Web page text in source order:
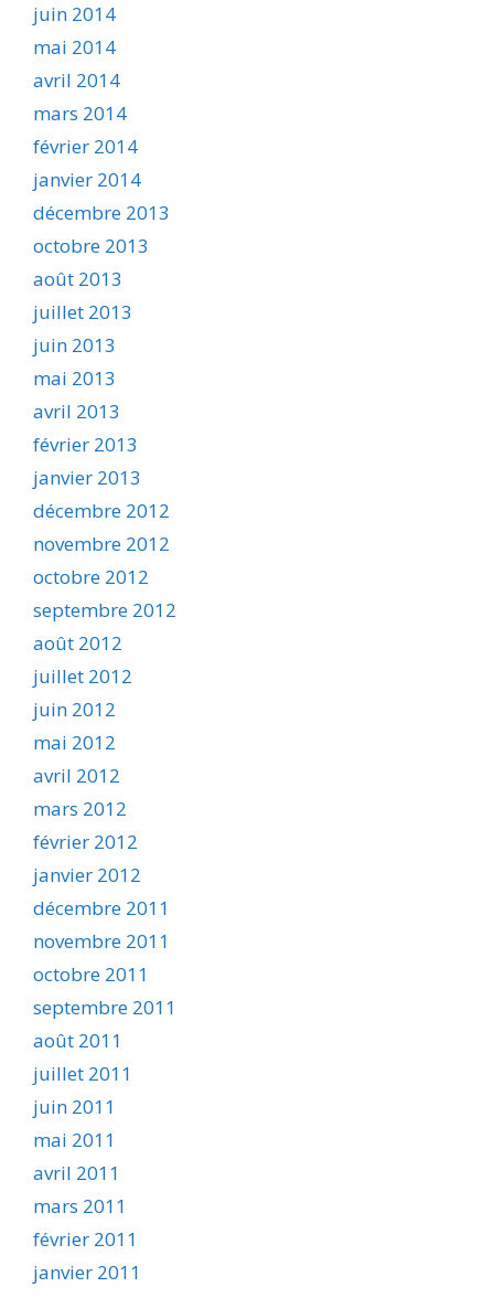
juin 2014
mai 2014
avril 2014
mars 2014
février 2014
janvier 2014
décembre 2013
octobre 2013
août 2013
juillet 2013
juin 2013
mai 2013
avril 2013
février 2013
janvier 2013
décembre 2012
novembre 2012
octobre 2012
septembre 2012
août 2012
juillet 2012
juin 2012
mai 2012
avril 2012
mars 2012
février 2012
janvier 2012
décembre 2011
novembre 2011
octobre 2011
septembre 2011
août 2011
juillet 2011
juin 2011
mai 2011
avril 2011
mars 2011
février 2011
janvier 2011